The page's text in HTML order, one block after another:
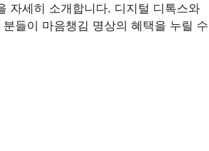
자세히 소개합니다. 디지털 디톡스와
들이 마음챙김 명상의 혜택을 누릴 수